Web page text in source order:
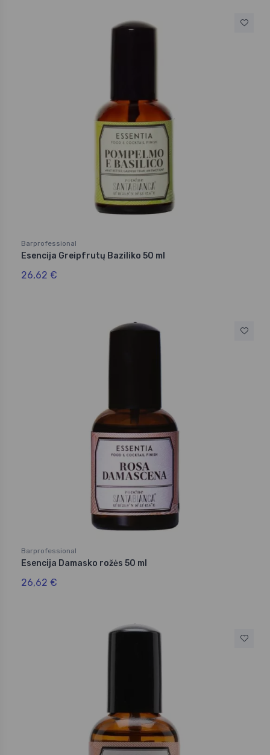
Barprofessional
Esencija Greipfrutų Baziliko 50 ml
26,62 €
Barprofessional
Esencija Damasko rožės 50 ml
26,62 €